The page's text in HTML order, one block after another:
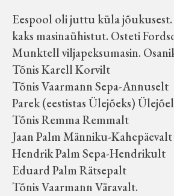
Eespool oli juttu küla
kaks masinaühistut. Osteti
Munktell viljapeksumasin.
Tõnis Karell Korvilt
Tõnis Vaarmann Sepa-Annuselt
Parek (eestistas Ülejõeks)
Tõnis Remma Remmalt
Jaan Palm Männiku-Kahepäevalt
Hendrik Palm Sepa-Hendrikult
Eduard Palm Rätsepalt
Tõnis Vaarmann Väravalt.